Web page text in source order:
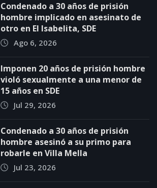
Condenado a 30 años de prisión
hombre implicado en asesinato de
otro en El Isabelita, SDE
Ago 6, 2026
Imponen 20 años de prisión hombre
violó sexualmente a una menor de
15 años en SDE
Jul 29, 2026
Condenado a 30 años de prisión
hombre asesinó a su primo para
robarle en Villa Mella
Jul 23, 2026